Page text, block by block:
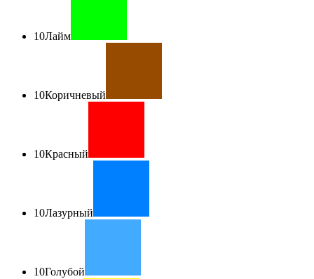
10Лайм
10Коричневый
10Красный
10Лазурный
10Голубой